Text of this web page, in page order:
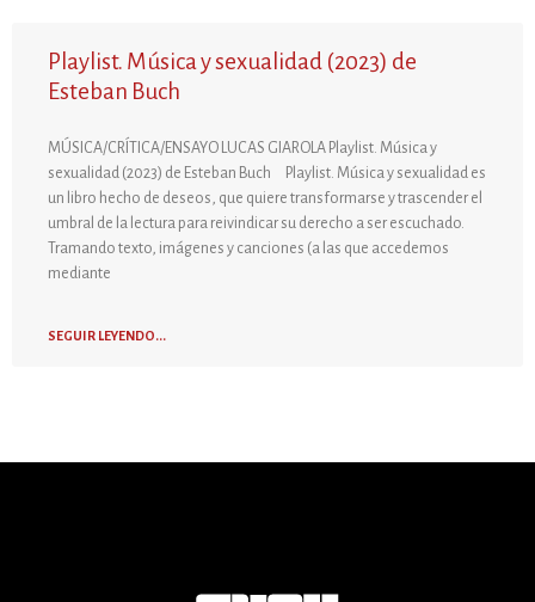
Playlist. Música y sexualidad (2023) de
Esteban Buch
MÚSICA/CRÍTICA/ENSAYO LUCAS GIAROLA Playlist. Música y
sexualidad (2023) de Esteban Buch Playlist. Música y sexualidad es
un libro hecho de deseos, que quiere transformarse y trascender el
umbral de la lectura para reivindicar su derecho a ser escuchado.
Tramando texto, imágenes y canciones (a las que accedemos
mediante
SEGUIR LEYENDO...